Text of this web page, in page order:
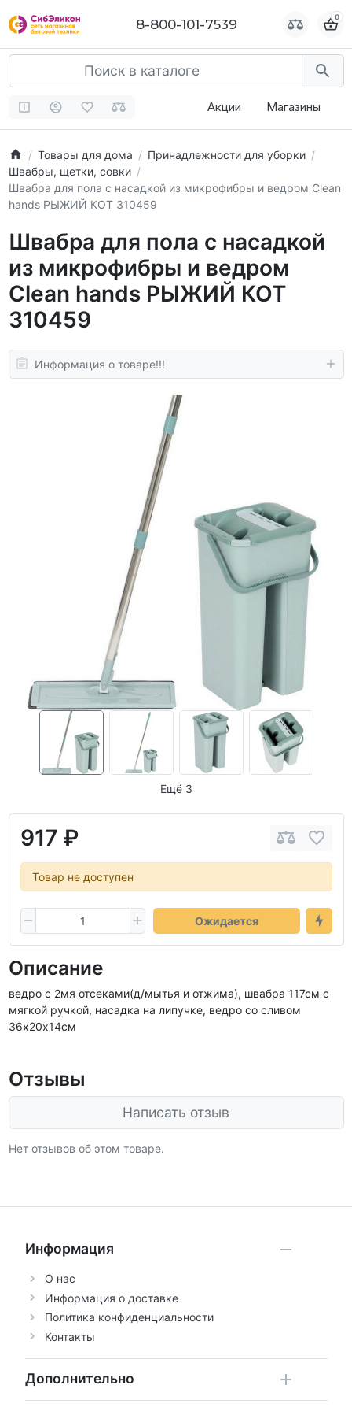
8-800-101-7539 0
Акции Магазины
Товары для дома
Принадлежности для уборки
Швабры, щетки, совки
Швабра для пола с насадкой из микрофибры и ведром Clean
hands РЫЖИЙ КОТ 310459
Швабра для пола с насадкой
из микрофибры и ведром
Clean hands РЫЖИЙ КОТ
310459
Информация о товаре!!!
Ещё 3
917 ₽
Товар не доступен
Ожидается
Описание
ведро с 2мя отсеками(д/мытья и отжима), швабра 117см с
мягкой ручкой, насадка на липучке, ведро со сливом
36х20х14см
Отзывы
Написать отзыв
Нет отзывов об этом товаре.
Информация
О нас
Информация о доставке
Политика конфиденциальности
Контакты
Дополнительно
8-800-101-7539 0